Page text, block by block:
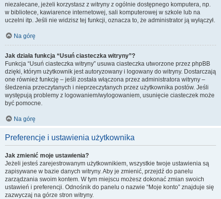
niezalecane, jeżeli korzystasz z witryny z ogólnie dostępnego komputera, np.
w bibliotece, kawiarence internetowej, sali komputerowej w szkole lub na
uczelni itp. Jeśli nie widzisz tej funkcji, oznacza to, że administrator ją wyłączył.
Na górę
Jak działa funkcja “Usuń ciasteczka witryny”?
Funkcja “Usuń ciasteczka witryny” usuwa ciasteczka utworzone przez phpBB
dzięki, którym użytkownik jest autoryzowany i logowany do witryny. Dostarczają
one również funkcję – jeśli została włączona przez administratora witryny –
śledzenia przeczytanych i nieprzeczytanych przez użytkownika postów. Jeśli
występują problemy z logowaniem/wylogowaniem, usunięcie ciasteczek może
być pomocne.
Na górę
Preferencje i ustawienia użytkownika
Jak zmienić moje ustawienia?
Jeżeli jesteś zarejestrowanym użytkownikiem, wszystkie twoje ustawienia są
zapisywane w bazie danych witryny. Aby je zmienić, przejdź do panelu
zarządzania swoim kontem. W tym miejscu możesz dokonać zmian swoich
ustawień i preferencji. Odnośnik do panelu o nazwie “Moje konto” znajduje się
zazwyczaj na górze stron witryny.